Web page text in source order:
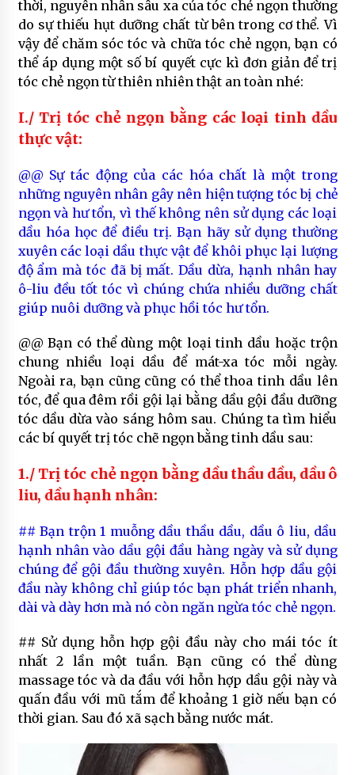
thời, nguyên nhân sâu xa của tóc chẻ ngọn thường
do sự thiếu hụt dưỡng chất từ bên trong cơ thể. Vì
vậy để chăm sóc tóc và chữa tóc chẻ ngọn, bạn có
thể áp dụng một số bí quyết cực kì đơn giản để trị
tóc chẻ ngọn từ thiên nhiên thật an toàn nhé:
I./ Trị tóc chẻ ngọn bằng các loại tinh dầu
thực vật:
@@ Sự tác động của các hóa chất là một trong
những nguyên nhân gây nên hiện tượng tóc bị chẻ
ngọn và hư tổn, vì thế không nên sử dụng các loại
dầu hóa học để điều trị. Bạn hãy sử dụng thường
xuyên các loại dầu thực vật để khôi phục lại lượng
độ ẩm mà tóc đã bị mất. Dầu dừa, hạnh nhân hay
ô-liu đều tốt tóc vì chúng chứa nhiều dưỡng chất
giúp nuôi dưỡng và phục hồi tóc hư tổn.
@@ Bạn có thể dùng một loại tinh dầu hoặc trộn
chung nhiều loại dầu để mát-xa tóc mỗi ngày.
Ngoài ra, bạn cũng cũng có thể thoa tinh dầu lên
tóc, để qua đêm rồi gội lại bằng dầu gội đầu dưỡng
tóc dầu dừa vào sáng hôm sau. Chúng ta tìm hiểu
các bí quyết trị tóc chẽ ngọn bằng tinh dầu sau:
1./ Trị tóc chẻ ngọn bằng dầu thầu dầu, dầu ô
liu, dầu hạnh nhân:
## Bạn trộn 1 muỗng dầu thầu dầu, dầu ô liu, dầu
hạnh nhân vào dầu gội đầu hàng ngày và sử dụng
chúng để gội đầu thường xuyên. Hỗn hợp dầu gội
đầu này không chỉ giúp tóc bạn phát triển nhanh,
dài và dày hơn mà nó còn ngăn ngừa tóc chẻ ngọn.
## Sử dụng hỗn hợp gội đầu này cho mái tóc ít
nhất 2 lần một tuần. Bạn cũng có thể dùng
massage tóc và da đầu với hỗn hợp dầu gội này và
quấn đầu với mũ tắm để khoảng 1 giờ nếu bạn có
thời gian. Sau đó xã sạch bằng nước mát.